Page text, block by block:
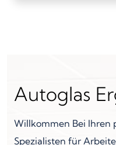
Autoglas
Willkommen Bei Ihren
Spezialisten für